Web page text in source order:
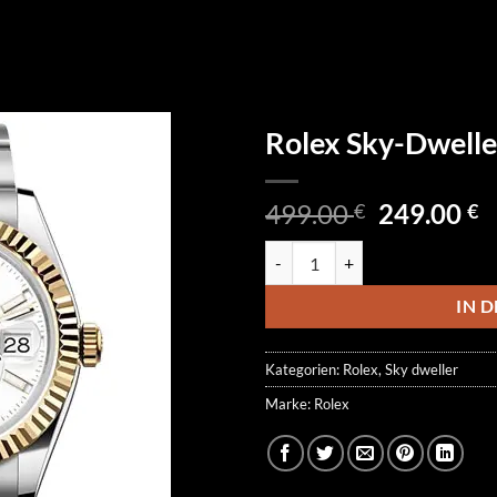
Rolex Sky-
499.00€
499.00 €
249.00€
IN
Kategorien: Rolex, Sky dweller
Marke: Rolex